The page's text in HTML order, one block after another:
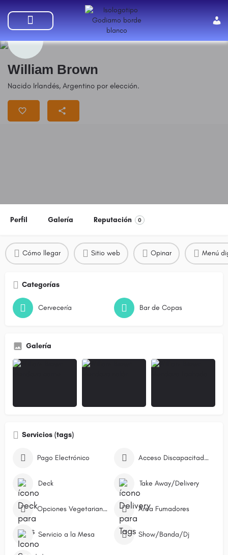
William Brown
Nacido Irlandés, Argentino por elección.
Perfil Galería Reputación 0
Cómo llegar Sitio web Opinar Menú
Categorías
Cervecería Bar de Copas
Galería
Servicios (tags)
Pago Electrónico Acceso Discapacitados
Deck Take Away/Delivery
Opciones Vegetarianas Área Fumadores
Servicio a la Mesa Show/Banda/Dj